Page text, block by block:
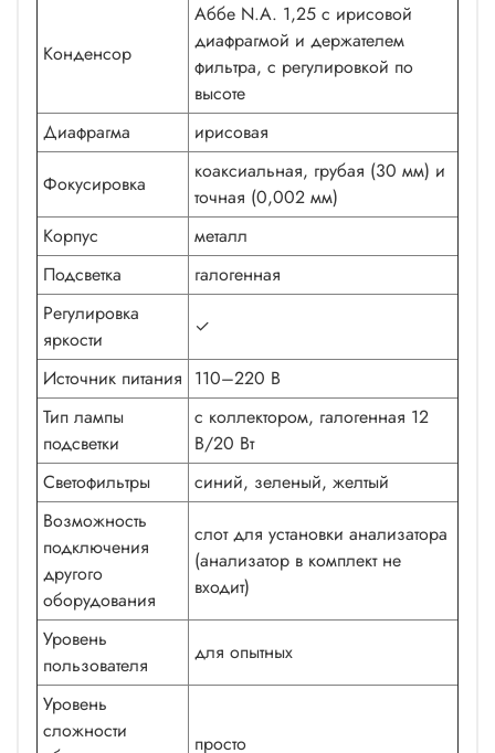
Конденсор
Аббе N.A. 1,25 с ирисовой
диафрагмой и держателем
фильтра, с регулировкой по
высоте
Диафрагма
ирисовая
Фокусировка
коаксиальная, грубая (30 мм) и
точная (0,002 мм)
Корпус
металл
Подсветка
галогенная
Регулировка
яркости
✓
Источник питания 110–220 В
Тип лампы
подсветки
с коллектором, галогенная 12
В/20 Вт
Светофильтры
синий, зеленый, желтый
Возможность
подключения
другого
оборудования
слот для установки анализатора
(анализатор в комплект не
входит)
Уровень
пользователя
для опытных
Уровень
сложности
просто